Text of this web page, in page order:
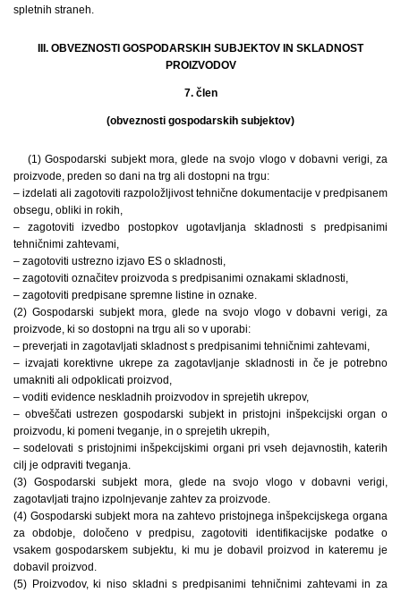
spletnih straneh.
III. OBVEZNOSTI GOSPODARSKIH SUBJEKTOV IN SKLADNOST
PROIZVODOV
7. člen
(obveznosti gospodarskih subjektov)
(1) Gospodarski subjekt mora, glede na svojo vlogo v dobavni verigi, za
proizvode, preden so dani na trg ali dostopni na trgu:
– izdelati ali zagotoviti razpoložljivost tehnične dokumentacije v predpisanem
obsegu, obliki in rokih,
– zagotoviti izvedbo postopkov ugotavljanja skladnosti s predpisanimi
tehničnimi zahtevami,
– zagotoviti ustrezno izjavo ES o skladnosti,
– zagotoviti označitev proizvoda s predpisanimi oznakami skladnosti,
– zagotoviti predpisane spremne listine in oznake.
(2) Gospodarski subjekt mora, glede na svojo vlogo v dobavni verigi, za
proizvode, ki so dostopni na trgu ali so v uporabi:
– preverjati in zagotavljati skladnost s predpisanimi tehničnimi zahtevami,
– izvajati korektivne ukrepe za zagotavljanje skladnosti in če je potrebno
umakniti ali odpoklicati proizvod,
– voditi evidence neskladnih proizvodov in sprejetih ukrepov,
– obveščati ustrezen gospodarski subjekt in pristojni inšpekcijski organ o
proizvodu, ki pomeni tveganje, in o sprejetih ukrepih,
– sodelovati s pristojnimi inšpekcijskimi organi pri vseh dejavnostih, katerih
cilj je odpraviti tveganja.
(3) Gospodarski subjekt mora, glede na svojo vlogo v dobavni verigi,
zagotavljati trajno izpolnjevanje zahtev za proizvode.
(4) Gospodarski subjekt mora na zahtevo pristojnega inšpekcijskega organa
za obdobje, določeno v predpisu, zagotoviti identifikacijske podatke o
vsakem gospodarskem subjektu, ki mu je dobavil proizvod in kateremu je
dobavil proizvod.
(5) Proizvodov, ki niso skladni s predpisanimi tehničnimi zahtevami in za